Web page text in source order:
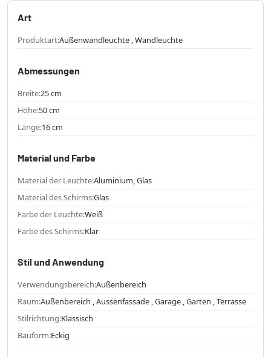
Art
Produktart:Außenwandleuchte , Wandleuchte
Abmessungen
Breite:25 cm
Höhe:50 cm
Länge:16 cm
Material und Farbe
Material der Leuchte:Aluminium, Glas
Material des Schirms:Glas
Farbe der Leuchte:Weiß
Farbe des Schirms:Klar
Stil und Anwendung
Verwendungsbereich:Außenbereich
Raum:Außenbereich , Aussenfassade , Garage , Garten , Terrasse
Stilrichtung:Klassisch
Bauform:Eckig